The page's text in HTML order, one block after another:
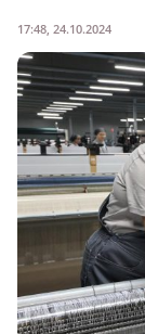
17:48, 24.10.2024